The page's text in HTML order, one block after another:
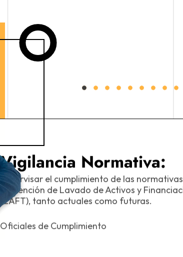
Vigilancia Normativa:
Supervisar el cumplimiento de las
prevención de Lavado de Activos y
(LAFT), tanto actuales como futuras.
Oficiales de Cumplimiento